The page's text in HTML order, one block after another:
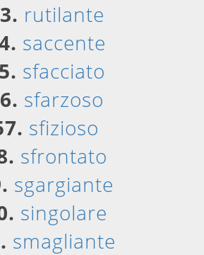
rutilante
saccente
sfacciato
sfarzoso
sfizioso
sfrontato
sgargiante
singolare
smagliante